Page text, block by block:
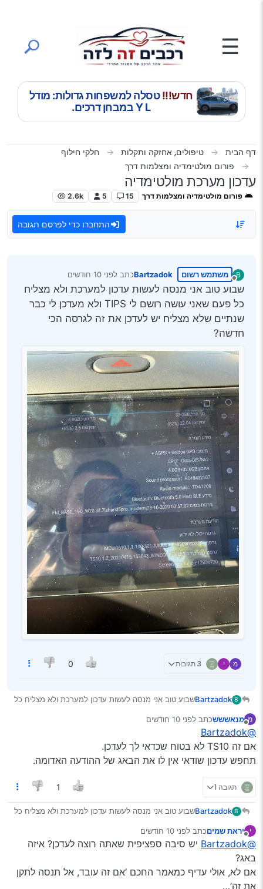
☰
חדש!!!טסלה למשפחות גדולות: מודל
Y L במבחן דרכים.
דף הבית טיפולים, אחזקה ותקלות
חלקי חילוף
פורום מולטימדיה ומצלמות דרך
עדכון מערכת מולטימדיה
פורום מולטימדיה ומצלמות דרך 15
5
2.6k
התחברו כדי לפרסם תגובה
B
מנותק
משתמש רשום Bartzadokכתב לפני 10 חודשים
נערך לאחרונה על ידי
שבוע טוב אני מנסה לעשות עדכון למערכת ולא מצליח
כל פעם שאני עושה רושם לי TIPS ולא מעדכן לי כבר
שנתיים שלא מצליח יש לעדכן את זה לגרסה הכי
חדשה?
מ י 3 תגובות 0
B
Bartzadokשבוע טוב אני מנסה לעשות עדכון למערכת ולא מצליח כל
שלא מצליח יש לעדכן את זה לגרסה הכי חדשה?
מ
מנותק
מנאשששכתב לפני 10 חודשים
נערך לאחרונה על ידי
@Bartzadok
אם זה TS10 לא בטוח שכדאי לך לעדכן.
תחפש עדכון שודאי אין לו את הבאג של ההודעה האדומה.
תגובה 1 1
B
Bartzadokשבוע טוב אני מנסה לעשות עדכון למערכת ולא מצליח כל
שלא מצליח יש לעדכן את זה לגרסה הכי חדשה?
י
מנותק
יראת שמיםכתב לפני 10 חודשים
נערך לאחרונה על ידי
@Bartzadok
יש סיבה ספציפית שאתה רוצה לעדכן? איזה
באג?
אם לא, אולי עדיף כמאמר החכם ‘אם זה עובד, אל תנסה לתקן
את זה’…